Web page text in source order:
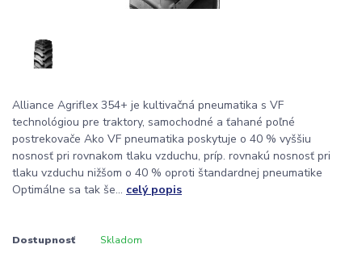
Alliance Agriflex 354+ je kultivačná pneumatika s VF
technológiou pre traktory, samochodné a ťahané poľné
postrekovače Ako VF pneumatika poskytuje o 40 % vyššiu
nosnosť pri rovnakom tlaku vzduchu, príp. rovnakú nosnosť pri
tlaku vzduchu nižšom o 40 % oproti štandardnej pneumatike
Optimálne sa tak še... celý popis
Dostupnosť Skladom